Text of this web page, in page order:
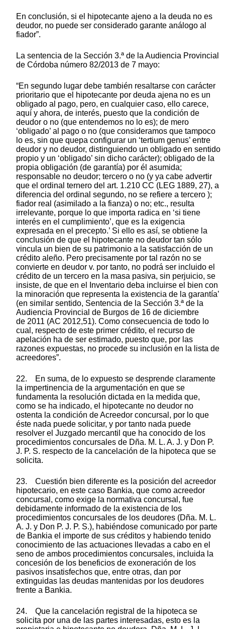
En conclusión, si el hipotecante ajeno a la deuda no es
deudor, no puede ser considerado garante análogo al
fiador”.
La sentencia de la Sección 3.ª de la Audiencia Provincial
de Córdoba número 82/2013 de 7 mayo:
“En segundo lugar debe también resaltarse con carácter
prioritario que el hipotecante por deuda ajena no es un
obligado al pago, pero, en cualquier caso, ello carece,
aquí y ahora, de interés, puesto que la condición de
deudor o no (que entendemos no lo es); de mero
‘obligado’ al pago o no (que consideramos que tampoco
lo es, sin que quepa configurar un ‘tertium genus’ entre
deudor y no deudor, distinguiendo un obligado en sentido
propio y un ‘obligado’ sin dicho carácter); obligado de la
propia obligación (de garantía) por él asumida;
responsable no deudor; tercero o no (y ya cabe advertir
que el ordinal ternero del art. 1.210 CC (LEG 1889, 27), a
diferencia del ordinal segundo, no se refiere a tercero );
fiador real (asimilado a la fianza) o no; etc., resulta
irrelevante, porque lo que importa radica en ‘si tiene
interés en el cumplimiento’, que es la exigencia
expresada en el precepto.’ Si ello es así, se obtiene la
conclusión de que el hipotecante no deudor tan sólo
vincula un bien de su patrimonio a la satisfacción de un
crédito aleño. Pero precisamente por tal razón no se
convierte en deudor v. por tanto, no podrá ser incluido el
crédito de un tercero en la masa pasiva, sin perjuicio, se
insiste, de que en el Inventario deba incluirse el bien con
la minoración que representa la existencia de la garantía’
(en similar sentido, Sentencia de la Sección 3.ª de la
Audiencia Provincial de Burgos de 16 de diciembre
de 2011 (AC 2012,51). Como consecuencia de todo lo
cual, respecto de este primer crédito, el recurso de
apelación ha de ser estimado, puesto que, por las
razones expuestas, no procede su inclusión en la lista de
acreedores”.
22. En suma, de lo expuesto se desprende claramente
la impertinencia de la argumentación en que se
fundamenta la resolución dictada en la medida que,
como se ha indicado, el hipotecante no deudor no
ostenta la condición de Acreedor concursal, por lo que
éste nada puede solicitar, y por tanto nada puede
resolver el Juzgado mercantil que ha conocido de los
procedimientos concursales de Dña. M. L. A. J. y Don P.
J. P. S. respecto de la cancelación de la hipoteca que se
solicita.
23. Cuestión bien diferente es la posición del acreedor
hipotecario, en este caso Bankia, que como acreedor
concursal, como exige la normativa concursal, fue
debidamente informado de la existencia de los
procedimientos concursales de los deudores (Dña. M. L.
A. J. y Don P. J. P. S.), habiéndose comunicado por parte
de Bankia el importe de sus créditos y habiendo tenido
conocimiento de las actuaciones llevadas a cabo en el
seno de ambos procedimientos concursales, incluida la
concesión de los beneficios de exoneración de los
pasivos insatisfechos que, entre otras, dan por
extinguidas las deudas mantenidas por los deudores
frente a Bankia.
24. Que la cancelación registral de la hipoteca se
solicita por una de las partes interesadas, esto es la